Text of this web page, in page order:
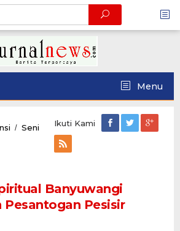
Menu
/ Seni
Ikuti Kami
Banyuwangi
Pesantogan Pesisir